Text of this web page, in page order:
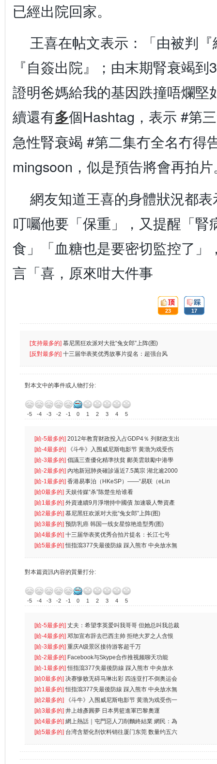
已經出院回家。
王喜在帖文表示：「由被判
『自簽出院』；由末期腎衰竭
證明爸媽給我的基因跌撞唔爛堅
續還有多個Hashtag，表示 #第
急性腎衰竭 #第二集冇全名冇得
mingsoon，似是預告將會再拍
網友知道王喜的身體狀況都
叮囑他要「保重」，又提醒「腎
食」「血糖也是要密切監控了」
言「喜，原來咁大件事
頂:
23
踩:
17
[支持最多的] 慕尼黑狂欢派对大批“兔女郎”上阵(图)
[反對最多的] 十三届华表奖优秀故事片提名：超强台风
對本文中的事件或人物打分:
-5 -4 -3 -2 -1 0 1 2 3 4 5
[給-5最多的] 2012年教育财政投入占GDP4％ 列财政支出
首位
[給-4最多的]
《斗牛》入围威尼斯电影节 黄渤为戏受伤
一
[給-3最多的] 倡議三查優化精準扶貧 鄺美雲鼓勵中港學
生
[給-2最多的] 內地新冠肺炎確診逼近7.5萬宗 湖北逾2000
人
[給-1最多的] 香港易事泊（HKeSP）——“易联（eLin
k）”项目
[給0最多的] 天娱传媒“杀”陈楚生给谁看
[給1最多的] 外資連續9月淨增持中國債 加速吸人幣資產
[給2最多的] 慕尼黑狂欢派对大批“兔女郎”上阵(图)
[給3最多的] 预防乳癌 韩国一线女星惊艳造型秀(图)
[給4最多的] 十三届华表奖优秀合拍片提名：长江七号
[給5最多的]恒指瀉377失最後防線 踩入熊市 中央放水無
對本篇資訊內容的質量打分:
-5 -4 -3 -2 -1 0 1 2 3 4 5
[給-5最多的] 丈夫：希望李英爱叫我哥哥 但她总叫我总裁
先
[給-4最多的] 邓加宣布辞去巴西主帅 拒绝大罗之人含恨
离
[給-3最多的] 重庆A级景区接待游客超千万
[給-2最多的] Facebook与Skype合作推视频聊天功能
[給-1最多的]恒指瀉377失最後防線 踩入熊市 中央放水
無
[給0最多的] 决赛惨败无碍马琳出彩 四连亚打不倒奥运会
[給1最多的]恒指瀉377失最後防線 踩入熊市 中央放水無
[給2最多的]
《斗牛》入围威尼斯电影节 黄渤为戏受伤一
[給3最多的] 井上雄彥圓夢 日本男籃進軍巴黎奧運
[給4最多的] 網上熱話｜屯門惡人刀削麵終結業 網民：為
兩蚊
[給5最多的] 台湾含塑化剂饮料销往厦门东莞 数量约五六